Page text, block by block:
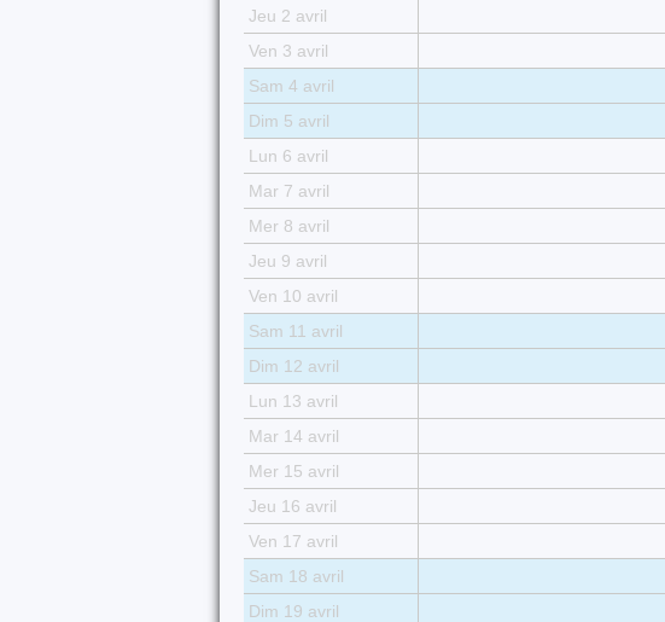
Jeu 2 avril
Ven 3 avril
Sam 4 avril
Dim 5 avril
Lun 6 avril
Mar 7 avril
Mer 8 avril
Jeu 9 avril
Ven 10 avril
Sam 11 avril
Dim 12 avril
Lun 13 avril
Mar 14 avril
Mer 15 avril
Jeu 16 avril
Ven 17 avril
Sam 18 avril
Dim 19 avril